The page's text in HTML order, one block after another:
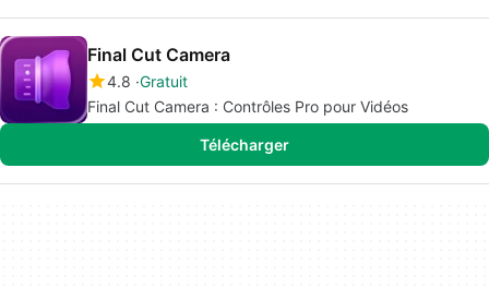
Final Cut Camera
4.8 Gratuit
Final Cut Camera : Contrôles Pro pour Vidéos
Télécharger